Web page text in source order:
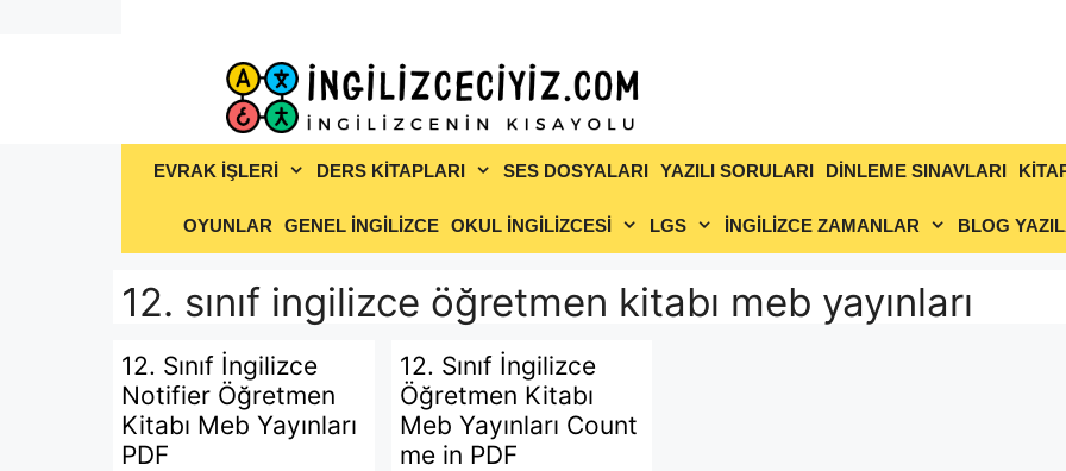
EVRAK İŞLERİ DERS KİTAPLARI SES DOSYALARI YAZILI SORULARI DİNLEME SINAVLARI
OYUNLAR GENEL İNGİLİZCE OKUL İNGİLİZCESİ LGS İNGİLİZCE ZAMANLAR BLOG
12. sınıf ingilizce öğretmen kitabı meb yayınları
12. Sınıf İngilizce
Notifier Öğretmen
Kitabı Meb Yayınları
PDF
12. Sınıf İngilizce
Öğretmen Kitabı
Meb Yayınları Count
me in PDF